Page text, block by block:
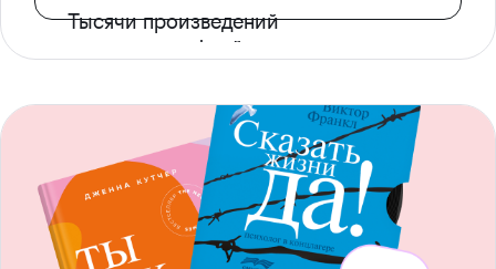
Тысячи произведений
с доступом офлайн